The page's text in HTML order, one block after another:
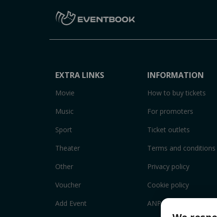
EXTRA LINKS
Movie
Music
Sport
Theater
Other
Voucher
Add Event
INFORMATION
How to buy tickets
For promoters
Ticket outlets
Terms and conditions
Privacy policy
Cookie policy
ANPC